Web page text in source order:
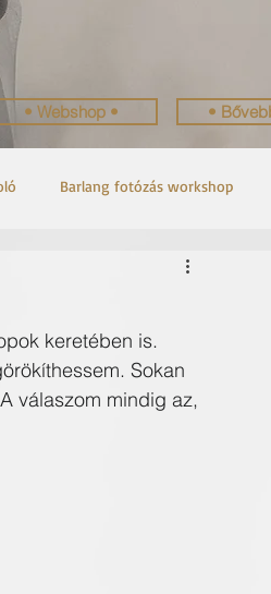
Barlang fotózás workshop
keretében is.
Sokan
válaszom mindig az,
• Webshop • •